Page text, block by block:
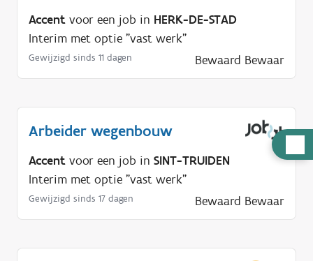
u
p
n
Accent voor een job in HERK-DE-STAD
Interim met optie "vast werk"
Gewijzigd sinds 11 dagen Bewaard Bewaar
Arbeider wegenbouw
Accent voor een job in SINT-TRUIDEN
Interim met optie "vast werk"
Gewijzigd sinds 17 dagen Bewaard Bewaar